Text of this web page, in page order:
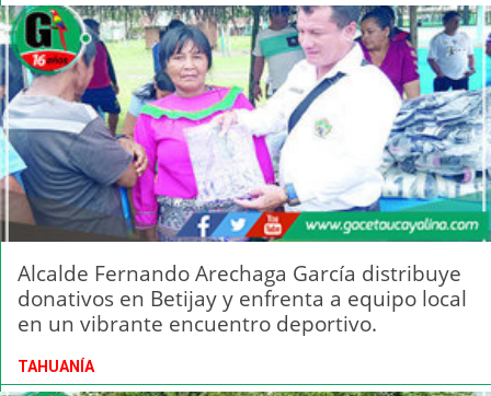
Alcalde Fernando Arechaga García distribuye
donativos en Betijay y enfrenta a equipo local
en un vibrante encuentro deportivo.
TAHUANÍA